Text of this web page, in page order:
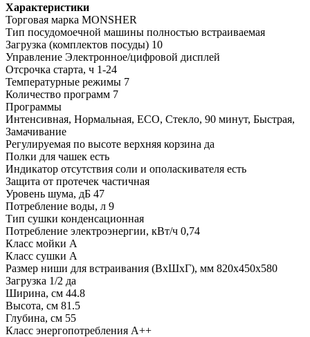
Характеристики
Торговая марка MONSHER
Тип посудомоечной машины полностью встраиваемая
Загрузка (комплектов посуды) 10
Управление Электронное/цифровой дисплей
Отсрочка старта, ч 1-24
Температурные режимы 7
Количество программ 7
Программы
Интенсивная, Нормальная, ЕСО, Стекло, 90 минут, Быстрая,
Замачивание
Регулируемая по высоте верхняя корзина да
Полки для чашек есть
Индикатор отсутствия соли и ополаскивателя есть
Защита от протечек частичная
Уровень шума, дБ 47
Потребление воды, л 9
Тип сушки конденсационная
Потребление электроэнергии, кВт/ч 0,74
Класс мойки А
Класс сушки А
Размер ниши для встраивания (ВхШхГ), мм 820х450х580
Загрузка 1/2 да
Ширина, см 44.8
Высота, см 81.5
Глубина, см 55
Класс энергопотребления A++